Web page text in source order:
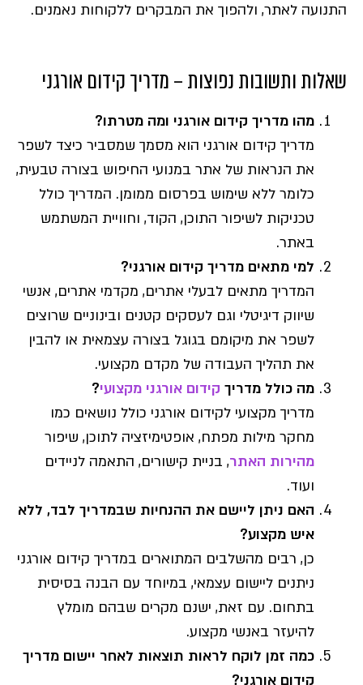
התנועה לאתר, ולהפוך את המבקרים ללקוחות נאמנים.
שאלות ותשובות נפוצות – מדריך קידום אורגני
מהו מדריך קידום אורגני ומה מטרתו?
מדריך קידום אורגני הוא מסמך שמסביר כיצד לשפר
את הנראות של אתר במנועי החיפוש בצורה טבעית,
כלומר ללא שימוש בפרסום ממומן. המדריך כולל
טכניקות לשיפור התוכן, הקוד, וחוויית המשתמש
באתר.
למי מתאים מדריך קידום אורגני?
המדריך מתאים לבעלי אתרים, מקדמי אתרים, אנשי
שיווק דיגיטלי וגם לעסקים קטנים ובינוניים שרוצים
לשפר את מיקומם בגוגל בצורה עצמאית או להבין
את תהליך העבודה של מקדם מקצועי.
מה כולל מדריך קידום אורגני מקצועי?
מדריך מקצועי לקידום אורגני כולל נושאים כמו
מחקר מילות מפתח, אופטימיזציה לתוכן, שיפור
מהירות האתר, בניית קישורים, התאמה לניידים
ועוד.
האם ניתן ליישם את ההנחיות שבמדריך לבד, ללא
איש מקצוע?
כן, רבים מהשלבים המתוארים במדריך קידום אורגני
ניתנים ליישום עצמאי, במיוחד עם הבנה בסיסית
בתחום. עם זאת, ישנם מקרים שבהם מומלץ
להיעזר באנשי מקצוע.
כמה זמן לוקח לראות תוצאות לאחר יישום מדריך
קידום אורגני?